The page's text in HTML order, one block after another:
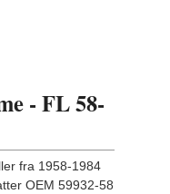
- FL 58-
fra 1958-1984
OEM 59932-58